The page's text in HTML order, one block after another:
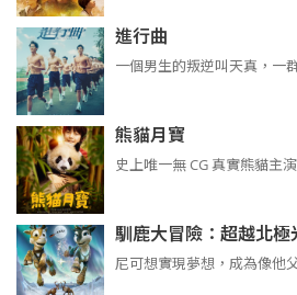
進行曲
一個男生的叛逆叫天真，一
熊貓月寶
史上唯一無 CG 真實熊貓主演
馴鹿大冒險：超越北極
尼可想實現夢想，成為像他